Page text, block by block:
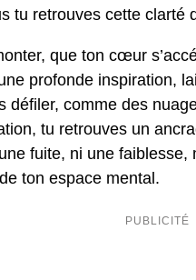
tu retrouves cette clarté
que ton cœur
profonde inspiration,
défiler, comme des
tu retrouves un
fuite, ni une
ton espace mental.